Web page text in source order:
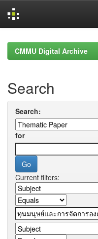
navigationCMMU Digital Archive
Search
Search:
for
Current filters: